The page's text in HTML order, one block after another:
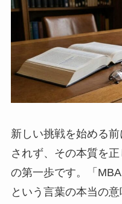
新しい挑戦を始める
されず、その本質を
の第一歩です。「
という言葉の本当の